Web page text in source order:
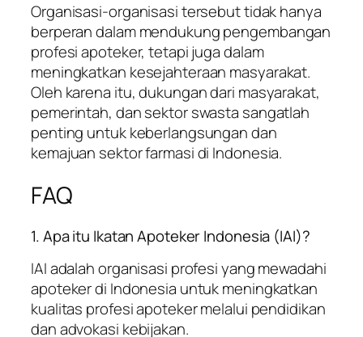
Organisasi-organisasi tersebut tidak hanya
berperan dalam mendukung pengembangan
profesi apoteker, tetapi juga dalam
meningkatkan kesejahteraan masyarakat.
Oleh karena itu, dukungan dari masyarakat,
pemerintah, dan sektor swasta sangatlah
penting untuk keberlangsungan dan
kemajuan sektor farmasi di Indonesia.
FAQ
1. Apa itu Ikatan Apoteker Indonesia (IAI)?
IAI adalah organisasi profesi yang mewadahi
apoteker di Indonesia untuk meningkatkan
kualitas profesi apoteker melalui pendidikan
dan advokasi kebijakan.